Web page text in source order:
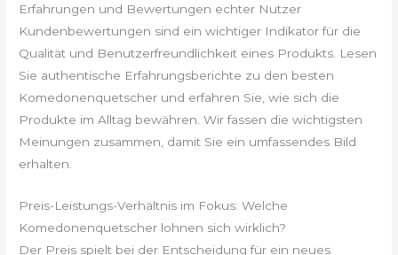
Erfahrungen und Bewertungen echter Nutzer
Kundenbewertungen sind ein wichtiger Indikator für die
Qualität und Benutzerfreundlichkeit eines Produkts. Lesen
Sie authentische Erfahrungsberichte zu den besten
Komedonenquetscher und erfahren Sie, wie sich die
Produkte im Alltag bewähren. Wir fassen die wichtigsten
Meinungen zusammen, damit Sie ein umfassendes Bild
erhalten.
Preis-Leistungs-Verhältnis im Fokus: Welche
Komedonenquetscher lohnen sich wirklich?
Der Preis spielt bei der Entscheidung für ein neues